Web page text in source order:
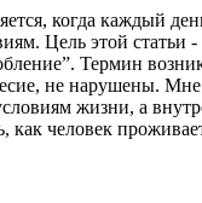
когда каждый
Цель этой статьи
Термин
не нарушены.
жизни, а
человек